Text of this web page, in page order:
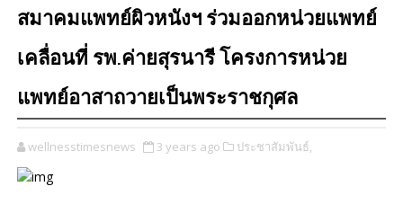
สมาคมแพทย์ผิวหนังฯ ร่วมออกหน่วยแพทย์
เคลื่อนที่ รพ.ค่ายสุรนารี โครงการหน่วย
แพทย์อาสาถวายเป็นพระราชกุศล
wellnesstimesnews 3 years ago ประชาสัมพันธ์,